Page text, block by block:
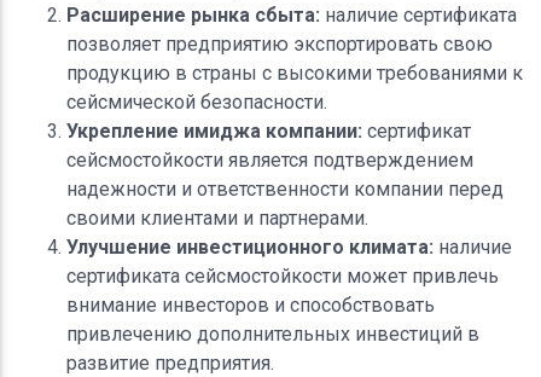
Расширение рынка сбыта: наличие сертификата
позволяет предприятию экспортировать свою
продукцию в страны с высокими требованиями к
сейсмической безопасности.
Укрепление имиджа компании: сертификат
сейсмостойкости является подтверждением
надежности и ответственности компании перед
своими клиентами и партнерами.
Улучшение инвестиционного климата: наличие
сертификата сейсмостойкости может привлечь
внимание инвесторов и способствовать
привлечению дополнительных инвестиций в
развитие предприятия.